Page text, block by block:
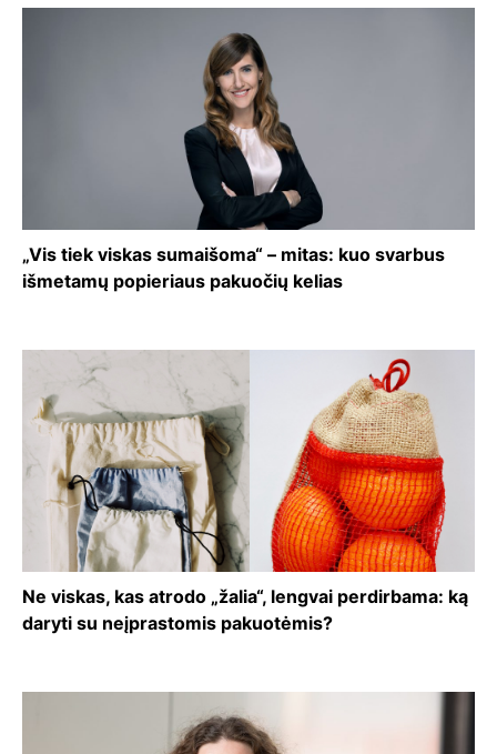
„Vis tiek viskas sumaišoma“ – mitas: kuo svarbus
išmetamų popieriaus pakuočių kelias
Ne viskas, kas atrodo „žalia“, lengvai perdirbama: ką
daryti su neįprastomis pakuotėmis?